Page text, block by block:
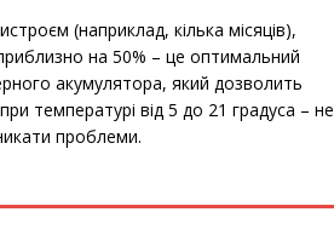
(наприклад, кілька місяців),
на 50% – це оптимальний
акумулятора, який дозволить
температурі від 5 до 21 градуса – не
проблеми.